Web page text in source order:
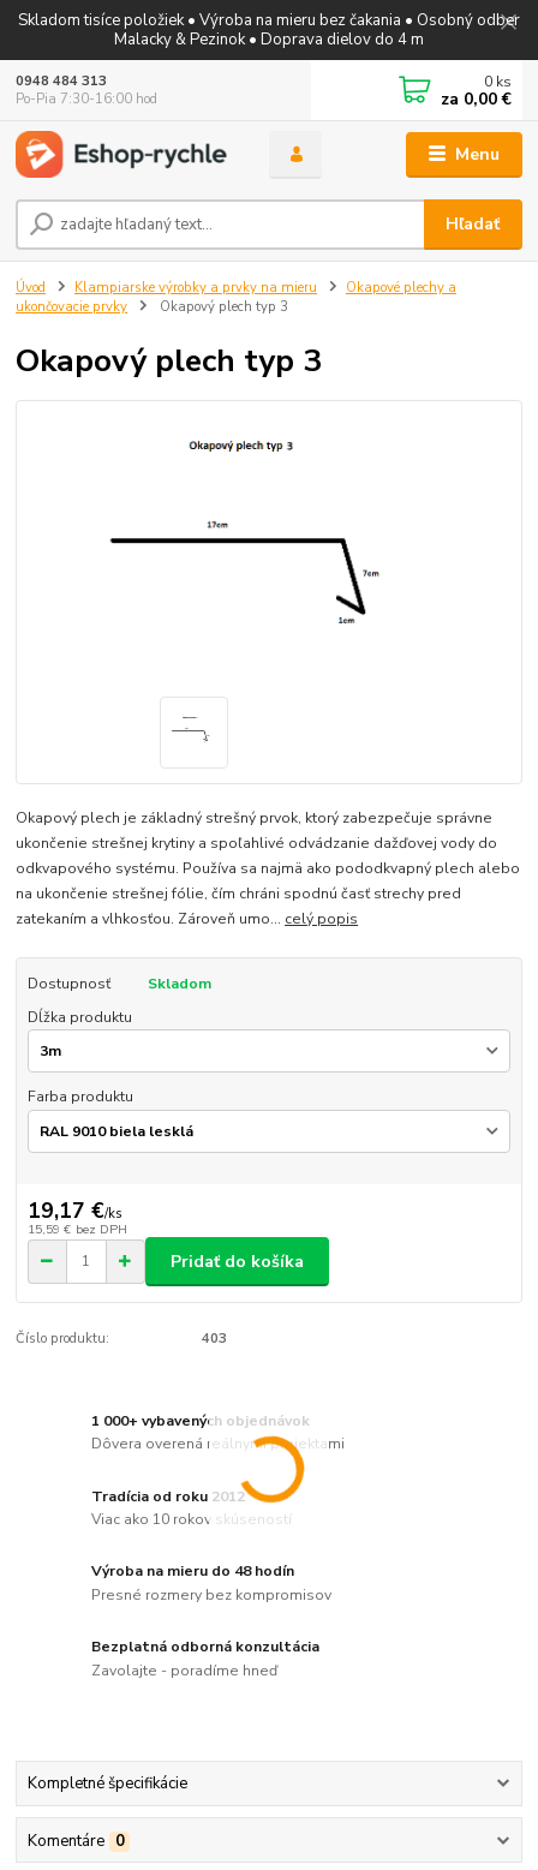
Skladom tisíce položiek • Výroba na mieru bez čakania • Osobný odber
Malacky & Pezinok • Doprava dielov do 4 m
Menu
Hľadať
0948 484 313
Po-Pia 7:30-16:00 hod
0 ks
za 0,00 €
Úvod Klampiarske výrobky a prvky na mieru
Okapové plechy a
ukončovacie prvky
Okapový plech typ 3
Okapový plech typ 3
Okapový plech je základný strešný prvok, ktorý zabezpečuje správne
ukončenie strešnej krytiny a spoľahlivé odvádzanie dažďovej vody do
odkvapového systému. Používa sa najmä ako pododkvapný plech alebo
na ukončenie strešnej fólie, čím chráni spodnú časť strechy pred
zatekaním a vlhkosťou. Zároveň umo... celý popis
Dostupnosť
Skladom
Dĺžka produktu
Farba produktu
19,17 €/ks
15,59 € bez DPH
Pridať do košíka
Číslo produktu: 403
1 000+ vybavených objednávok
Dôvera overená reálnymi projektami
Tradícia od roku 2012
Viac ako 10 rokov skúseností
Výroba na mieru do 48 hodín
Presné rozmery bez kompromisov
Bezplatná odborná konzultácia
Zavolajte - poradíme hneď
Kompletné špecifikácie
Komentáre 0